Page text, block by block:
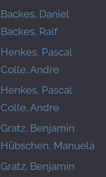
Backes, Daniel
Backes, Ralf
Henkes, Pascal
Colle, Andre
Henkes, Pascal
Colle, Andre
Gratz, Benjamin
Hübschen, Manuela
Gratz, Benjamin